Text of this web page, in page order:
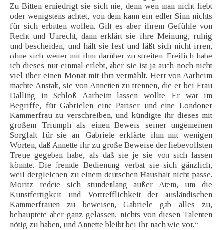
Zu Bitten erniedrigt sie sich nie, denn wen man nicht liebt
oder wenigstens achtet, von dem kann ein edler Sinn nichts
für sich erbitten wollen. Gilt es aber ihrem Gefühle von
Recht und Unrecht, dann erklärt sie ihre Meinung, ruhig
und bescheiden, und hält sie fest und läßt sich nicht irren,
ohne sich weiter mit ihm darüber zu streiten. Freilich habe
ich dieses nur einmal erlebt, aber sie ist ja auch noch nicht
viel über einen Monat mit ihm vermählt. Herr von Aarheim
machte Anstalt, sie von Annetten zu trennen, die er bei Frau
Dalling in Schloß Aarheim lassen wollte. Er war im
Begriffe, für Gabrielen eine Pariser und eine Londoner
Kammerfrau zu verschreiben, und kündigte ihr dieses mit
großem Triumph als einen Beweis seiner ungemeinen
Sorgfalt für sie an. Gabriele erklärte ihm mit wenigen
Worten, daß Annette ihr zu große Beweise der liebevollsten
Treue gegeben habe, als daß sie je sie von sich lassen
könnte. Die fremde Bedienung verbat sie sich gänzlich,
weil dergleichen zu einem deutschen Haushalt nicht passe.
Moritz redete sich stundenlang außer Atem, um die
Kunstfertigkeit und Vortrefflichkeit der ausländischen
Kammerfrauen zu beweisen, Gabriele gab alles zu,
behauptete aber ganz gelassen, nichts von diesen Talenten
nötig zu haben, und Annette bleibt bei ihr nach wie vor.“